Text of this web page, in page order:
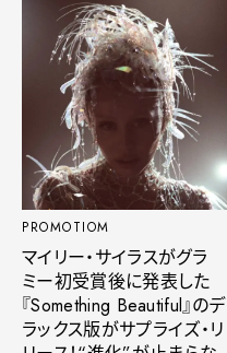
PROMOTIOM
マイリー・サイラスがグラ
ミー初受賞後に発表した
『Something Beautiful』のデ
ラックス版がサプライズ・リ